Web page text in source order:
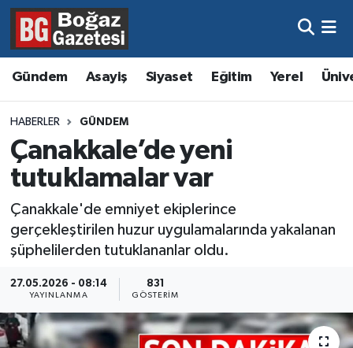
Gündem Asayiş Siyaset Eğitim Yerel
HABERLER GÜNDEM
Çanakkale’de yeni
tutuklamalar var
Çanakkale'de emniyet ekiplerince
gerçekleştirilen huzur uygulamalarında yakalanan
şüphelilerden tutuklananlar oldu.
27.05.2026 - 08:14
YAYINLANMA
831
GÖSTERIM
Asayiş
Eğitim
Ekonomi
Gündem
Kültür ve Sanat
Resmi İlanlar
Sağlık
Hava Durumu
Trafik Durumu
Süper Lig Puan Durumu ve Fikstür
Tüm Manşetler
Son Dakika Haberleri